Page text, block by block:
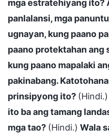
mga estratehiyang ito?
panlalansi, mga
ugnayan, kung paano
paano protektahan ang
kung paano mapalaki
pakinabang.
prinsipyong ito? (Hindi.)
ito ba ang tamang
mga tao? (Hindi.) Wala